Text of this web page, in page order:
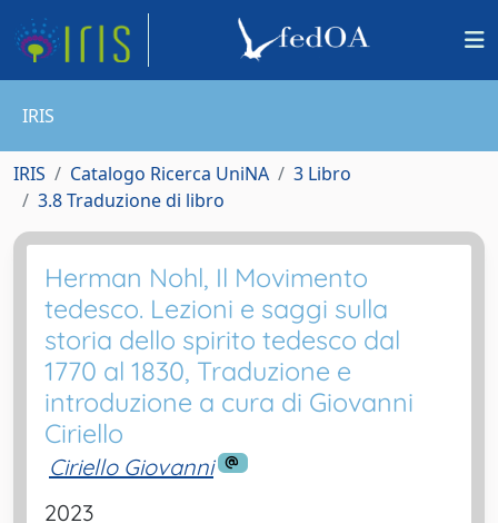
IRIS
IRIS Catalogo Ricerca UniNA
3 Libro
3.8 Traduzione di libro
Herman Nohl, Il Movimento
tedesco. Lezioni e saggi sulla
storia dello spirito tedesco dal
1770 al 1830, Traduzione e
introduzione a cura di Giovanni
Ciriello
Ciriello Giovanni
2023